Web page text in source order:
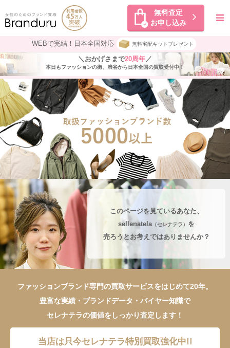
無料査定
お申し込み
WEBで完結！日本全国対応 無料宅配キットプレゼント
＼おかげさまで20周年／
本日もファッションの街、渋谷から日本全国の買取受付中！
このページを見ているあなた、
sellenatela （セレナテラ） を
売ろうとお考えではありませんか？
ファッションブランド専門の買取サービスをはじめて20年。
豊富な実績・ブランドデータ・バイヤー知識で
セレナテラの価値をしっかり査定します！
当店は只今セレナテラ特別買取強化中!!